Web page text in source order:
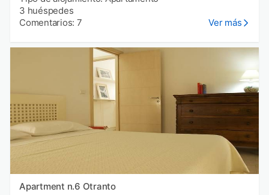
3 huéspedes
Comentarios: 7
Ver más
Apartment n.6 Otranto